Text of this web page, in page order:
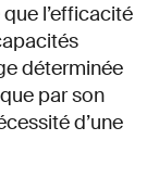
l’efficacité
déterminée
par son
d’une